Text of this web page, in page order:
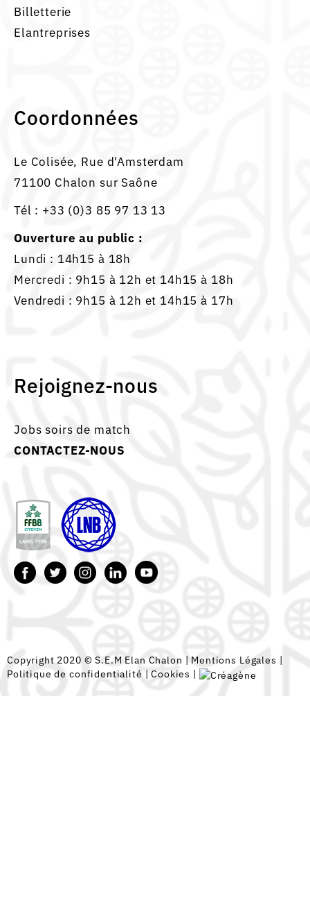
Billetterie
Elantreprises
Coordonnées
Le Colisée, Rue d'Amsterdam
71100 Chalon sur Saône
Tél : +33 (0)3 85 97 13 13
Ouverture au public :
Lundi : 14h15 à 18h
Mercredi : 9h15 à 12h et 14h15 à 18h
Vendredi : 9h15 à 12h et 14h15 à 17h
Rejoignez-nous
Jobs soirs de match
CONTACTEZ-NOUS
Copyright 2020 © S.E.M Elan Chalon | Mentions Légales |
Politique de confidentialité |Cookies |